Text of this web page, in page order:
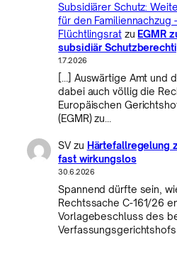
Subsidiärer Schutz:
für den Familiennachzug
Flüchtlingsratzu EGMR
subsidiär
1.7.2026
[…] Auswärtige Amt und
dabei auch völlig die
Europäischen
(EGMR) zu…
SV zu Härtefallregelung
fast wirkungslos
30.6.2026
Spannend dürfte sein,
Rechtssache C-161/26
Vorlagebeschluss des
Verfassungsgerichtshofs